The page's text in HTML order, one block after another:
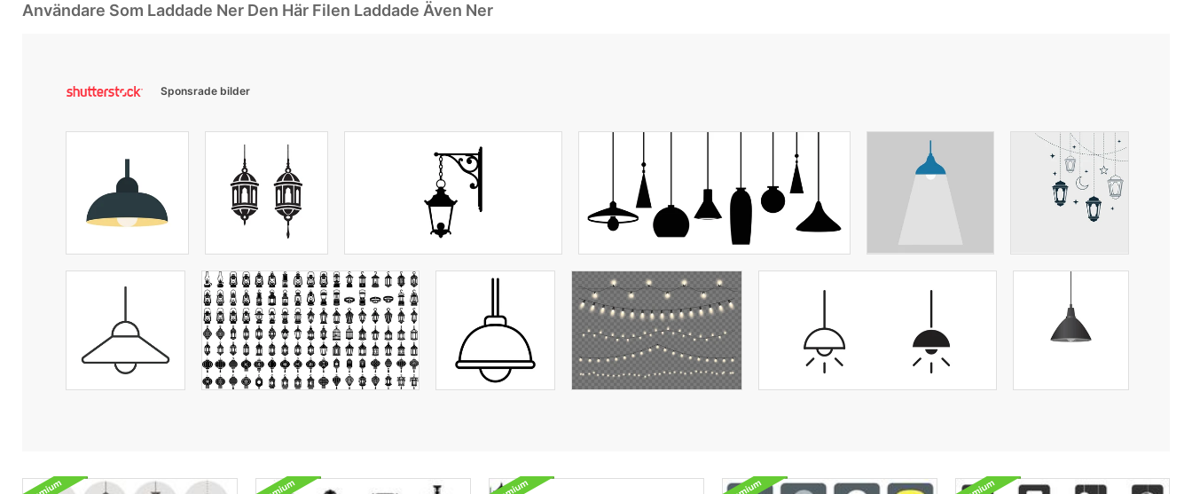
Användare Som Laddade Ner Den Här Filen Laddade Även Ner
Sponsrade bilder